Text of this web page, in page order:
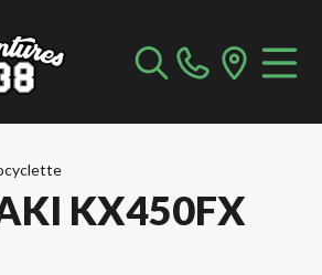
KX450FX